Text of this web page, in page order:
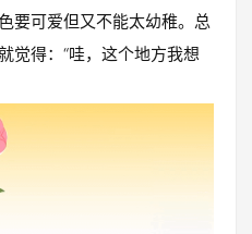
要可爱但又不能太幼稚。总
觉得：“哇，这个地方我想